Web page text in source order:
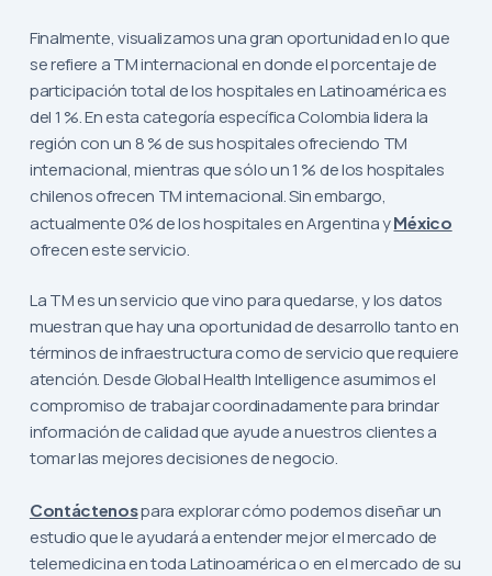
Finalmente, visualizamos una gran oportunidad en lo que
se refiere a TM internacional en donde el porcentaje de
participación total de los hospitales en Latinoamérica es
del 1 %. En esta categoría específica Colombia lidera la
región con un 8 % de sus hospitales ofreciendo TM
internacional, mientras que sólo un 1 % de los hospitales
chilenos ofrecen TM internacional. Sin embargo,
actualmente 0% de los hospitales en Argentina yMéxico
ofrecen este servicio.
La TM es un servicio que vino para quedarse, y los datos
muestran que hay una oportunidad de desarrollo tanto en
términos de infraestructura como de servicio que requiere
atención. Desde Global Health Intelligence asumimos el
compromiso de trabajar coordinadamente para brindar
información de calidad que ayude a nuestros clientes a
tomar las mejores decisiones de negocio.
Contáctenospara explorar cómo podemos diseñar un
estudio que le ayudará a entender mejor el mercado de
telemedicina en toda Latinoamérica o en el mercado de su